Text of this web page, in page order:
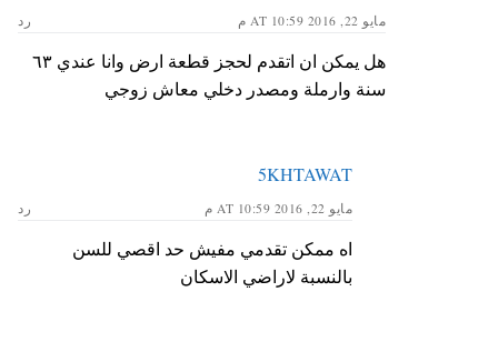
مايو 22, 2016 AT 10:59 م رد
هل يمكن ان اتقدم لحجز قطعة ارض وانا عندي ٦٣
سنة وارملة ومصدر دخلي معاش زوجي
5KHTAWAT
مايو 22, 2016 AT 10:59 م رد
اه ممكن تقدمي مفيش حد اقصي للسن
بالنسبة لاراضي الاسكان